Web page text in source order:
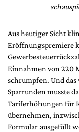
Aus heutiger Sicht
Eröffnungspremiere
Einnahmen von 220
schrumpfen. Und
Sparrunden musste
Tariferhöhungen für
übernehmen,
Formular ausgefüllt